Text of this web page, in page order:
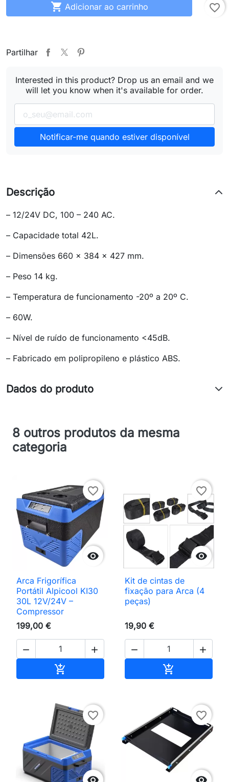
 Adicionar ao carrinho favorite_border
Partilhar
Interested in this product? Drop us an email and we
will let you know when it's available for order.
Notificar-me quando estiver disponível
Descrição
– 12/24V DC, 100 – 240 AC.
– Capacidade total 42L.
– Dimensões 660 x 384 x 427 mm.
– Peso 14 kg.
– Temperatura de funcionamento -20º a 20º C.
– 60W.
– Nível de ruído de funcionamento <45dB.
– Fabricado em polipropileno e plástico ABS.
Dados do produto
8 outros produtos da mesma
categoria

favorite_border
Arca Frigorífica
Portátil Alpicool KI30
30L 12V/24V –
Compressor
199,00 €
 


favorite_border
Kit de cintas de
fixação para Arca (4
peças)
19,90 €
 

favorite_border favorite_border